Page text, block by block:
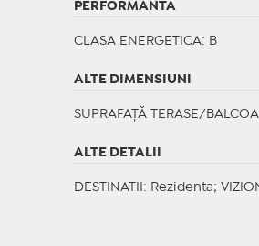
PERFORMANTA
CLASA ENERGETICA: B
ALTE DIMENSIUNI
SUPRAFAȚĂ TERASE/
ALTE DETALII
DESTINATII : Rezidenta;